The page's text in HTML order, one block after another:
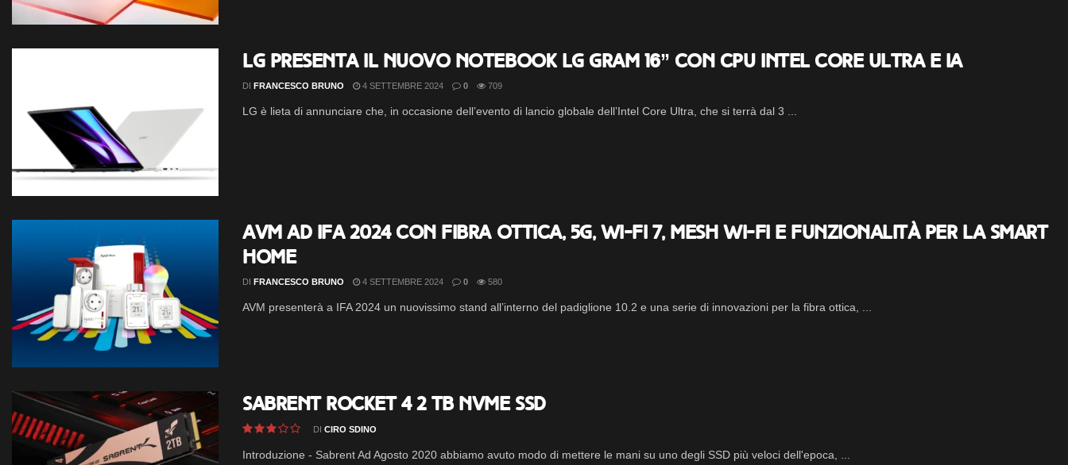
LG presenta il nuovo notebook LG gram 16” con CPU Intel Core Ultra e IA
DI FRANCESCO BRUNO 4 SETTEMBRE 2024 0 709
LG è lieta di annunciare che, in occasione dell’evento di lancio globale dell’Intel Core Ultra, che si terrà dal 3 ...
AVM ad IFA 2024 con fibra ottica, 5G, Wi-Fi 7, Mesh Wi-Fi e funzionalità per la smart
home
DI FRANCESCO BRUNO 4 SETTEMBRE 2024 0 580
AVM presenterà a IFA 2024 un nuovissimo stand all’interno del padiglione 10.2 e una serie di innovazioni per la fibra ottica, ...
Sabrent Rocket 4 2 TB NVMe SSD
DI CIRO SDINO
Introduzione - Sabrent Ad Agosto 2020 abbiamo avuto modo di mettere le mani su uno degli SSD più veloci dell'epoca, ...